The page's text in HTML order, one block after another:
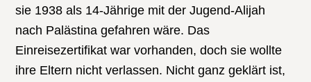
sie 1938 als 14-Jährige mit der Jugend-Alijah
nach Palästina gefahren wäre. Das
Einreisezertifikat war vorhanden, doch sie wollte
ihre Eltern nicht verlassen. Nicht ganz geklärt ist,